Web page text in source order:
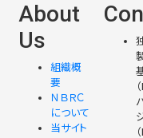
About
Us
組織概
要
ＮＢＲＣ
について
当サイト